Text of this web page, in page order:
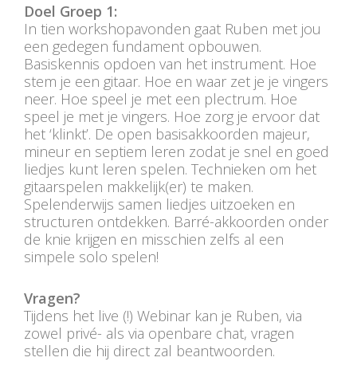
GEAR
PRESSKIT
CONTACT
Doel Groep 1:
In tien workshopavonden gaat Ruben met jou
een gedegen fundament opbouwen.
Basiskennis opdoen van het instrument. Hoe
stem je een gitaar. Hoe en waar zet je je vingers
neer. Hoe speel je met een plectrum. Hoe
speel je met je vingers. Hoe zorg je ervoor dat
het ‘klinkt’. De open basisakkoorden majeur,
mineur en septiem leren zodat je snel en goed
liedjes kunt leren spelen. Technieken om het
gitaarspelen makkelijk(er) te maken.
Spelenderwijs samen liedjes uitzoeken en
structuren ontdekken. Barré-akkoorden onder
de knie krijgen en misschien zelfs al een
simpele solo spelen!
Vragen?
Tijdens het live (!) Webinar kan je Ruben, via
zowel privé- als via openbare chat, vragen
stellen die hij direct zal beantwoorden.